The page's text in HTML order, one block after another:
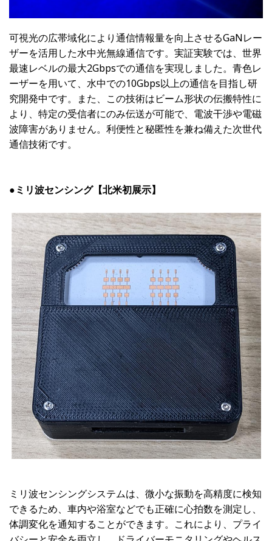
可視光の広帯域化により通信情報量を向上させるGaNレー
ザーを活用した水中光無線通信です。実証実験では、世界
最速レベルの最大2Gbpsでの通信を実現しました。青色レ
ーザーを用いて、水中での10Gbps以上の通信を目指し研
究開発中です。また、この技術はビーム形状の伝搬特性に
より、特定の受信者にのみ伝送が可能で、電波干渉や電磁
波障害がありません。利便性と秘匿性を兼ね備えた次世代
通信技術です。
●ミリ波センシング【北米初展示】
ミリ波センシングシステムは、微小な振動を高精度に検知
できるため、車内や浴室などでも正確に心拍数を測定し、
体調変化を通知することができます。これにより、プライ